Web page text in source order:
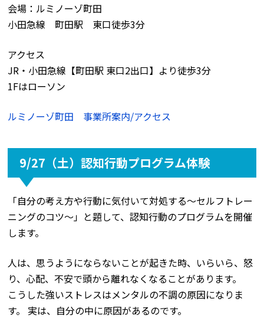
会場：ルミノーゾ町田
小田急線 町田駅 東口徒歩3分
アクセス
JR・小田急線【町田駅 東口2出口】より徒歩3分
1Fはローソン
ルミノーゾ町田 事業所案内/アクセス
9/27（土）認知行動プログラム体験
「自分の考え方や行動に気付いて対処する〜セルフトレー
ニングのコツ～」と題して、認知行動のプログラムを開催
します。
人は、思うようにならないことが起きた時、いらいら、怒
り、心配、不安で頭から離れなくなることがあります。
こうした強いストレスはメンタルの不調の原因になりま
す。 実は、自分の中に原因があるのです。